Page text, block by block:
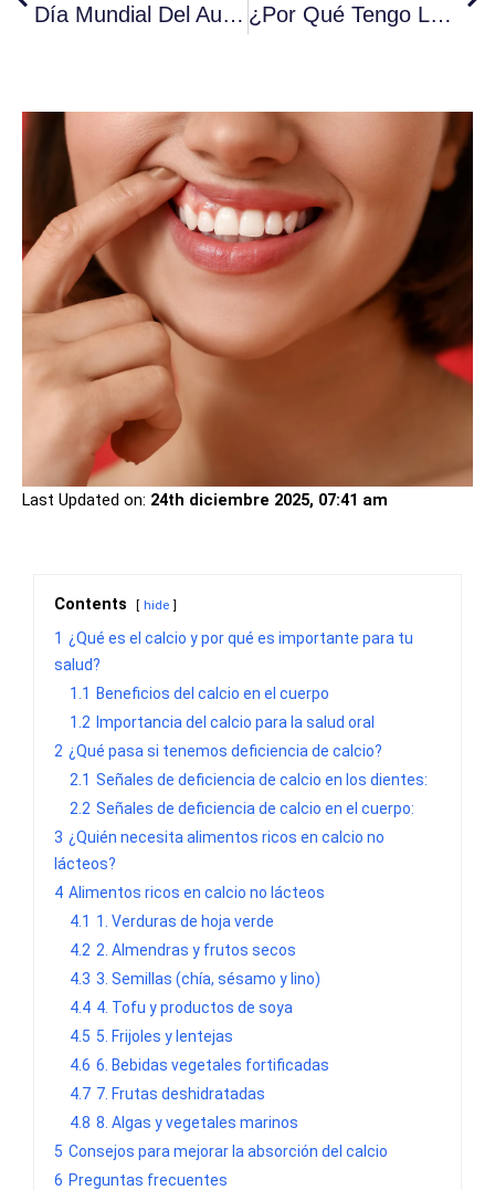
Día Mundial Del Autismo: Estrategias Para El Cuidado Dental ¿Por Qué Tengo La Boca Seca Al Dormir?
Last Updated on: 24th diciembre 2025, 07:41 am
Contents hide
1 ¿Qué es el calcio y por qué es importante para tu
salud?
1.1
Beneficios del calcio en el cuerpo
1.2 Importancia del calcio para la salud oral
2 ¿Qué pasa si tenemos deficiencia de calcio?
2.1 Señales de deficiencia de calcio en los dientes:
2.2 Señales de deficiencia de calcio en el cuerpo:
3 ¿Quién necesita alimentos ricos en calcio no
lácteos?
4 Alimentos ricos en calcio no lácteos
4.1 1. Verduras de hoja verde
4.2 2. Almendras y frutos secos
4.3 3. Semillas (chía, sésamo y lino)
4.4 4. Tofu y productos de soya
4.5 5. Frijoles y lentejas
4.6 6. Bebidas vegetales fortificadas
4.7 7. Frutas deshidratadas
4.8 8. Algas y vegetales marinos
5 Consejos para mejorar la absorción del calcio
6 Preguntas frecuentes